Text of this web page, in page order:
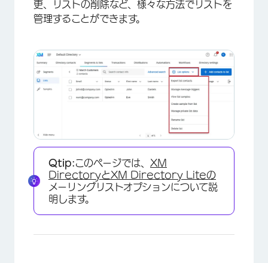
リストを削除
複製連絡先のマージ
FAQs
更、リストの削除など、様々な方法でリストを
管理することができます。
Qtip:このページでは、 XM
DirectoryとXM Directory Liteの
メーリングリストオプションについて説
明します。